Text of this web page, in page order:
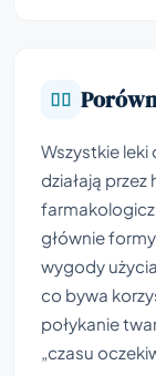
Wszystkie
działają
głównie
wygody
co bywa
połykanie
„czasu